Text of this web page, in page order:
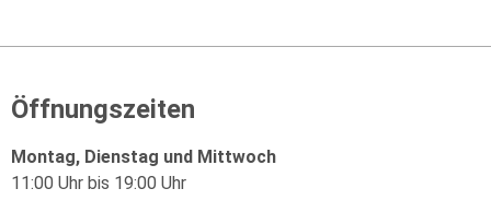
Öffnungszeiten
Montag, Dienstag und Mittwoch
11:00 Uhr bis 19:00 Uhr